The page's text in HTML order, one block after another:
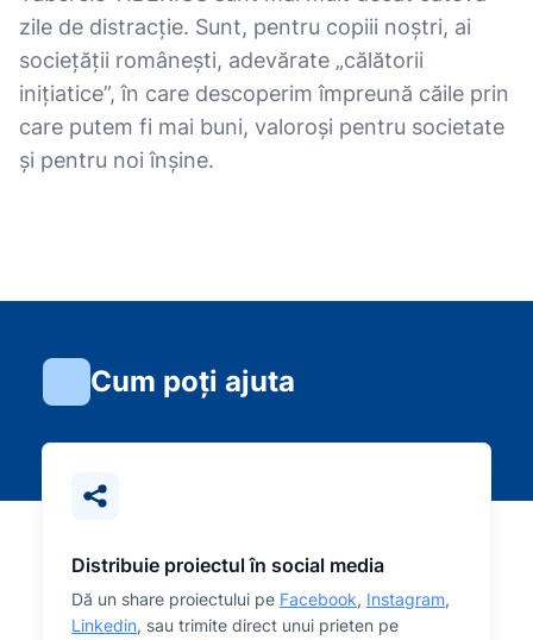
zile de distracție. Sunt, pentru copiii noștri, ai
sociețății românești, adevărate „călătorii
inițiatice”, în care descoperim împreună căile prin
care putem fi mai buni, valoroși pentru societate
și pentru noi înșine.
Cum poți ajuta
Distribuie proiectul în social media
Dă un share proiectului pe Facebook, Instagram,
Linkedin, sau trimite direct unui prieten pe